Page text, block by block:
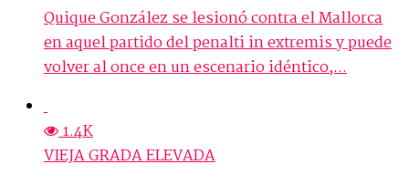
Quique González se lesionó contra el Mallorca
en aquel partido del penalti in extremis y puede
volver al once en un escenario idéntico,...
1.4K
VIEJA GRADA ELEVADA